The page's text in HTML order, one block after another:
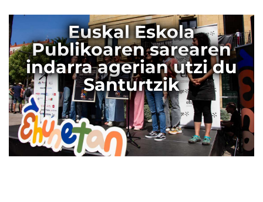
Euskal Eskola
Publikoaren sarearen
indarra agerian utzi du
Santurtzik